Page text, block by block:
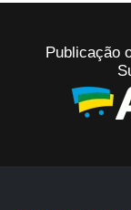
Publicação